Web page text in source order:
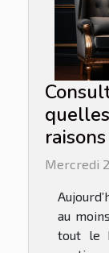
raisons
Mercredi
au
tout le